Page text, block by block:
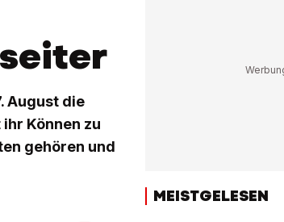
August die
Können zu
gehören und
MEISTGELESEN